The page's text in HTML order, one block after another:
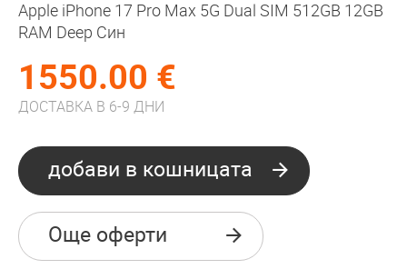
Apple iPhone 17 Pro Max 5G Dual SIM 512GB 12GB
RAM Deep Син
1550.00 €
ДОСТАВКА В 6-9 ДНИ
добави в кошницата
Още оферти